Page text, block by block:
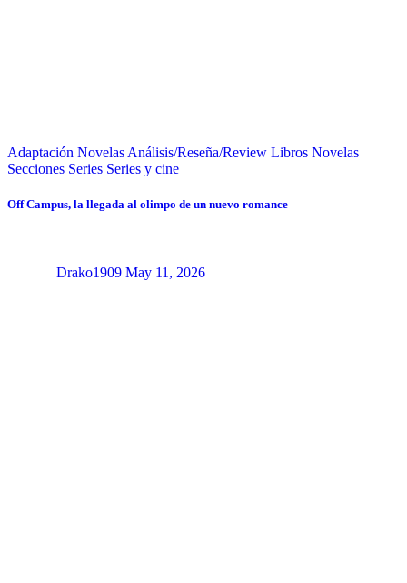
Adaptación Novelas Análisis/Reseña/Review Libros Novelas
Secciones Series Series y cine
Off Campus, la llegada al olimpo de un nuevo romance
Drako1909 May 11, 2026